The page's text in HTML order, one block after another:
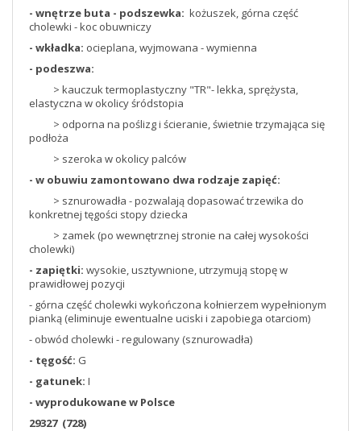
- wnętrze buta - podszewka: kożuszek, górna część
cholewki - koc obuwniczy
- wkładka: ocieplana, wyjmowana - wymienna
- podeszwa:
> kauczuk termoplastyczny "TR"- lekka, sprężysta,
elastyczna w okolicy śródstopia
> odporna na poślizg i ścieranie, świetnie trzymająca się
podłoża
> szeroka w okolicy palców
- w obuwiu zamontowano dwa rodzaje zapięć:
> sznurowadła - pozwalają dopasować trzewika do
konkretnej tęgości stopy dziecka
> zamek (po wewnętrznej stronie na całej wysokości
cholewki)
- zapiętki: wysokie, usztywnione, utrzymują stopę w
prawidłowej pozycji
- górna część cholewki wykończona kołnierzem wypełnionym
pianką (eliminuje ewentualne uciski i zapobiega otarciom)
- obwód cholewki - regulowany (sznurowadła)
- tęgość: G
- gatunek: I
- wyprodukowane w Polsce
29327 (728)